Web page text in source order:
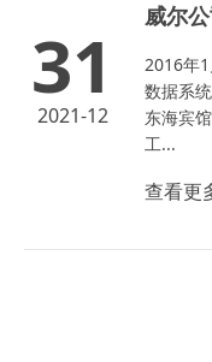
31
2021-12
威尔
2016年
数据系
东海宾
工...
查看更